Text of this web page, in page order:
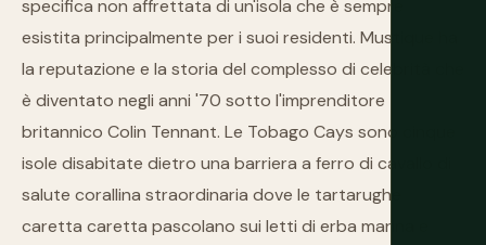
specifica non affrettata di un'isola che è sempre
esistita principalmente per i suoi residenti. Mustique ha
la reputazione e la storia del complesso di celebrità che
è diventato negli anni '70 sotto l'imprenditore
britannico Colin Tennant. Le Tobago Cays sono cinque
isole disabitate dietro una barriera a ferro di cavallo di
salute corallina straordinaria dove le tartarughe
caretta caretta pascolano sui letti di erba marina e